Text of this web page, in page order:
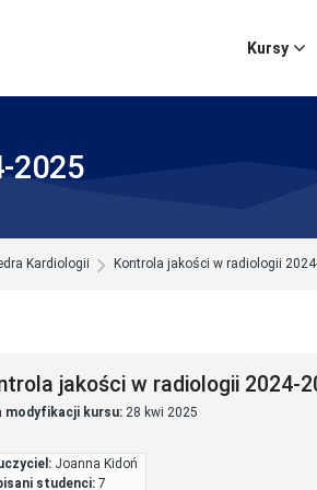
Kursy
2025
Kardiologii Kontrola jakości w radiologii
jakości w radiologii 2024-
modyfikacji kursu: 28 kwi 2025
Joanna Kidoń
studenci: 7